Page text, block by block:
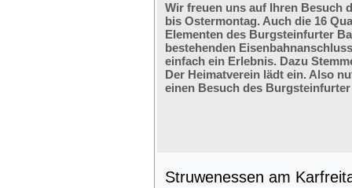
Wir freuen uns auf Ihren Besuch
bis Ostermontag. Auch die 16
Elementen des Burgsteinfurter
bestehenden
einfach ein Erlebnis. Dazu
Der Heimatverein lädt ein. Also
einen Besuch des
Struwenessen am